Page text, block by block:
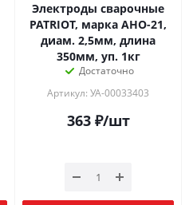
Электроды сварочные
PATRIOT, марка АНО-21,
диам. 2,5мм, длина
350мм, уп. 1кг
Достаточно
Артикул: УА-00033403
363₽/шт